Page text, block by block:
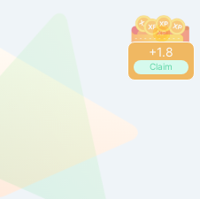
+2.0
Claim